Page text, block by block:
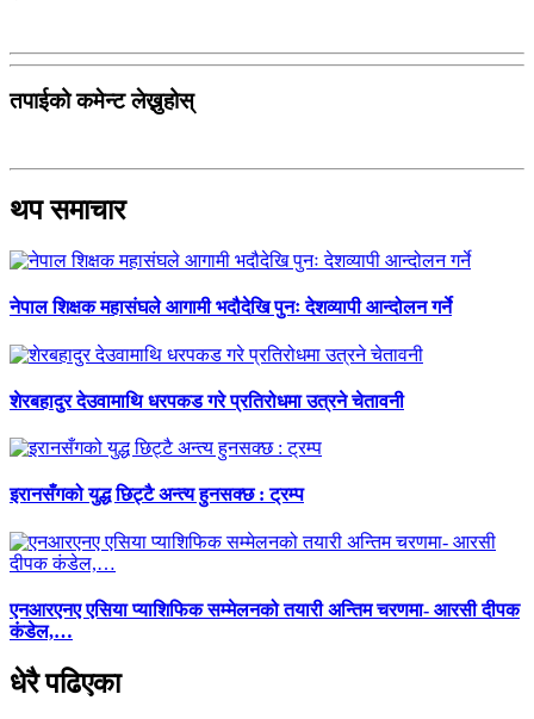
तपाईको कमेन्ट लेख्नुहोस्
थप समाचार
नेपाल शिक्षक महासंघले आगामी भदौदेखि पुनः देशव्यापी आन्दोलन गर्ने
शेरबहादुर देउवामाथि धरपकड गरे प्रतिरोधमा उत्रने चेतावनी
इरानसँगको युद्ध छिट्टै अन्त्य हुनसक्छ : ट्रम्प
एनआरएनए एसिया प्याशिफिक सम्मेलनको तयारी अन्तिम चरणमा- आरसी दीपक
कंडेल,…
धेरै पढिएका